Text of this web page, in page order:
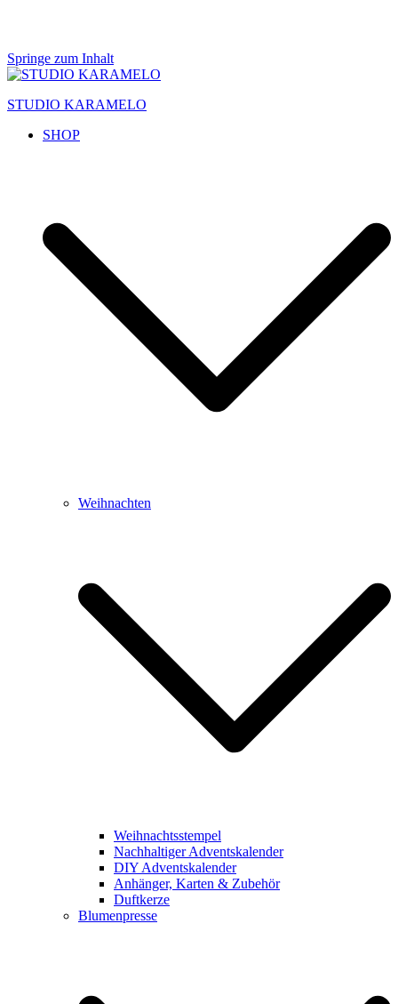
Springe zum Inhalt
STUDIO KARAMELO
SHOP
Weihnachten
Weihnachtsstempel
Nachhaltiger Adventskalender
DIY Adventskalender
Anhänger, Karten & Zubehör
Duftkerze
Blumenpresse